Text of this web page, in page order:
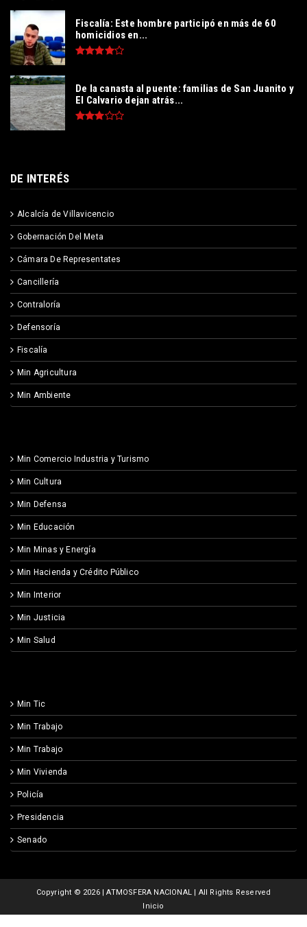
Fiscalía: Este hombre participó en más de 60
homicidios en...
De la canasta al puente: familias de San Juanito y
El Calvario dejan atrás...
DE INTERÉS
Alcalcía de Villavicencio
Gobernación Del Meta
Cámara De Representates
Cancillería
Contraloría
Defensoría
Fiscalía
Min Agricultura
Min Ambiente
Min Comercio Industria y Turismo
Min Cultura
Min Defensa
Min Educación
Min Minas y Energía
Min Hacienda y Crédito Público
Min Interior
Min Justicia
Min Salud
Min Tic
Min Trabajo
Min Trabajo
Min Vivienda
Policía
Presidencia
Senado
Copyright © 2026 | ATMOSFERA NACIONAL | All Rights Reserved
Inicio